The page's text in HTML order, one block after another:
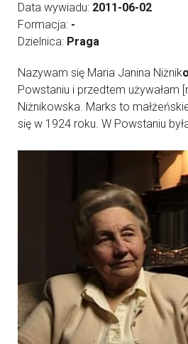
Data wywiadu: 2011-06-02
Formacja: -
Dzielnica: Praga
Nazywam się Maria Janina Niżniko
Powstaniu i przedtem używałam
Niżnikowska. Marks to
się w 1924 roku. W Powstaniu